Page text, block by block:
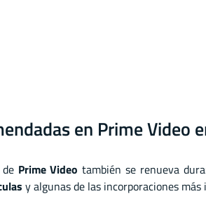
en Prime Video
Prime Video también se renueva
y algunas de las incorporaciones